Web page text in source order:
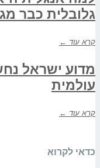
גלובלית כבר
קרא עוד ←
מדוע ישראל
עולמית
קרא עוד ←
כדאי לקרוא